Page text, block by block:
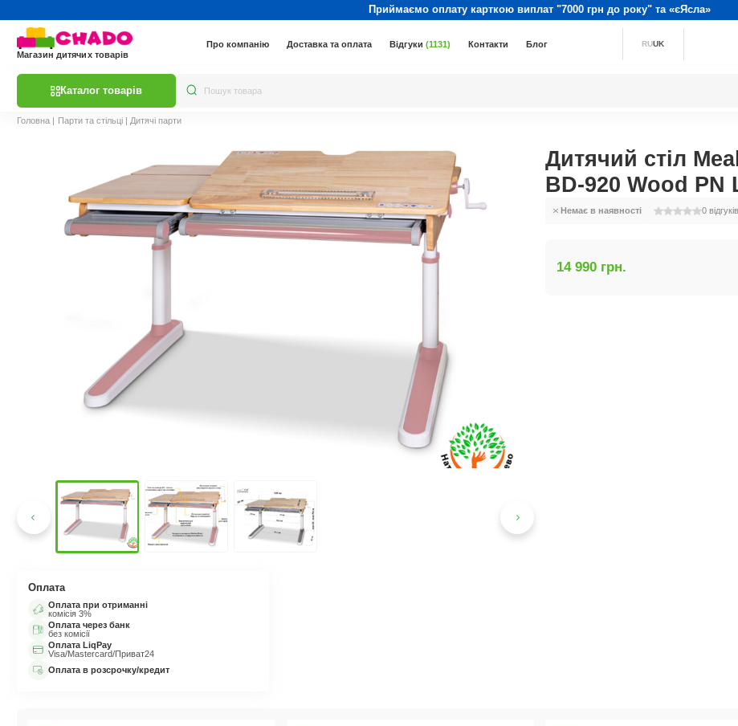
Приймаємо оплату карткою виплат "7000 грн до року" та «єЯсла»
Магазин дитячих товарів
Про компанію Доставка та оплата Відгуки(1131) Контакти Блог RUUK
Каталог товарів
Головна | Парти та стільці| Дитячі парти
Оплата
Оплата при отриманні
комісія 3%
Оплата через банк
без комісії
Оплата LiqPay
Visa/Mastercard/Приват24
Оплата в розсрочку/кредит
Дитячий стіл
BD-920 Wood PN
Немає в наявності 0 відгуків
14 990 грн.